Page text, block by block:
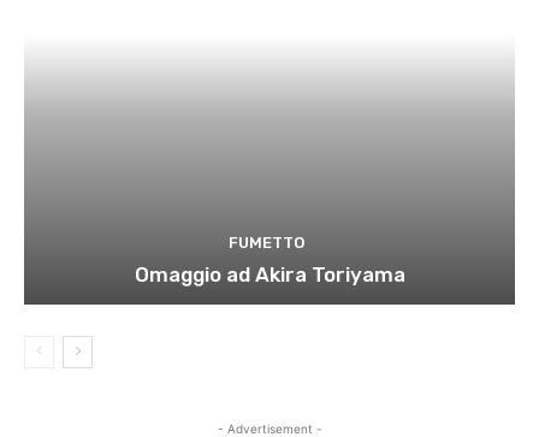
FUMETTO
Omaggio ad Akira Toriyama
- Advertisement -